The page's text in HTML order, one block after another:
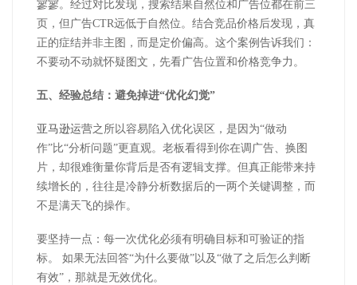
寥寥。经过对比发现，搜索结果自然位和广告位都在前三
页，但广告CTR远低于自然位。结合竞品价格后发现，真
正的症结并非主图，而是定价偏高。这个案例告诉我们：
不要动不动就怀疑图文，先看广告位置和价格竞争力。
五、经验总结：避免掉进“优化幻觉”
亚马逊运营之所以容易陷入优化误区，是因为“做动
作”比“分析问题”更直观。老板看得到你在调广告、换图
片，却很难衡量你背后是否有逻辑支撑。但真正能带来持
续增长的，往往是冷静分析数据后的一两个关键调整，而
不是满天飞的操作。
要坚持一点：每一次优化必须有明确目标和可验证的指
标。 如果无法回答“为什么要做”以及“做了之后怎么判断
有效”，那就是无效优化。